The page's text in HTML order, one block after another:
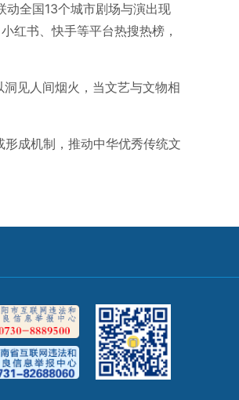
动全国13个城市剧场与演出现
红书、快手等平台热搜热榜，
见人间烟火，当文艺与文物相
成机制，推动中华优秀传统文